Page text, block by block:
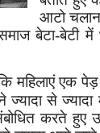
आटो
बेटा-बेटी में
महिलाएं एक
से
करते हुए